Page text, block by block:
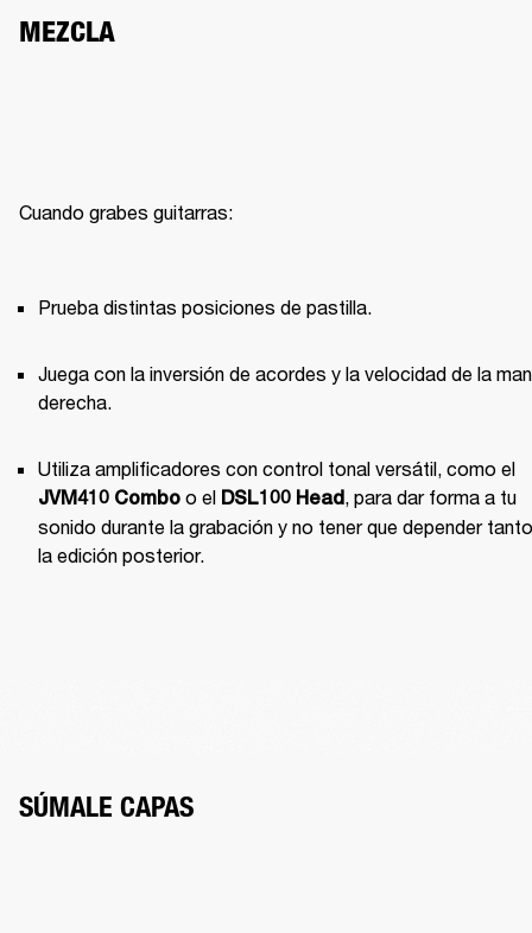
MEZCLA
Cuando grabes guitarras:
Prueba distintas posiciones de pastilla.
Juega con la inversión de acordes y la velocidad de la
derecha.
JVM410 Combo o el DSL100 Head, para dar forma a tu
sonido durante la grabación y no tener que depender
la edición posterior.
SÚMALE CAPAS